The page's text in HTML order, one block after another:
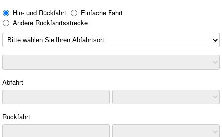
Hin- und Rückfahrt
Einfache Fahrt
Andere Rückfahrtsstrecke
Abfahrt
Rückfahrt